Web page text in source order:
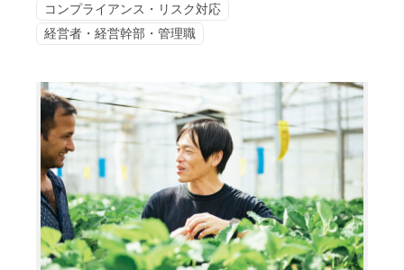
コンプライアンス・リスク対応
経営者・経営幹部・管理職